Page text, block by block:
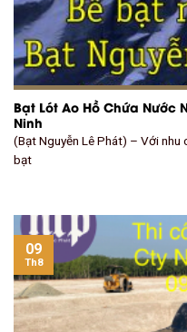
Bạt Lót Ao Hồ Chứa Nước
Ninh
(Bạt Nguyễn Lê Phát) – Với nhu
bạt
09
Th8